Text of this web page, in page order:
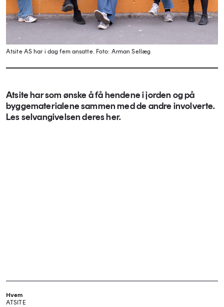
Atsite AS har i dag fem ansatte. Foto: Arman Sellæg
Atsite har som ønske å få hendene i jorden og på
byggematerialene sammen med de andre involverte.
Les selvangivelsen deres her.
Hvem
ATSITE